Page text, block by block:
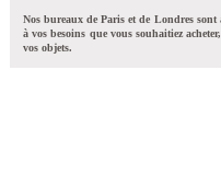
Nos bureaux de Paris et de Londres
à vos besoins que vous souhaitiez
vos objets.